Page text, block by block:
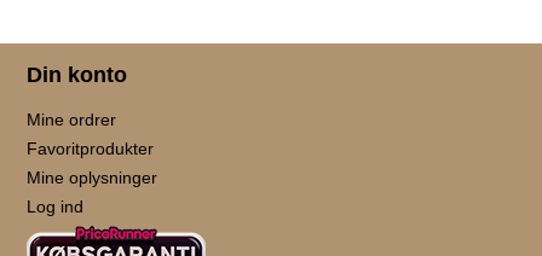
Din konto
Mine ordrer
Favoritprodukter
Mine oplysninger
Log ind